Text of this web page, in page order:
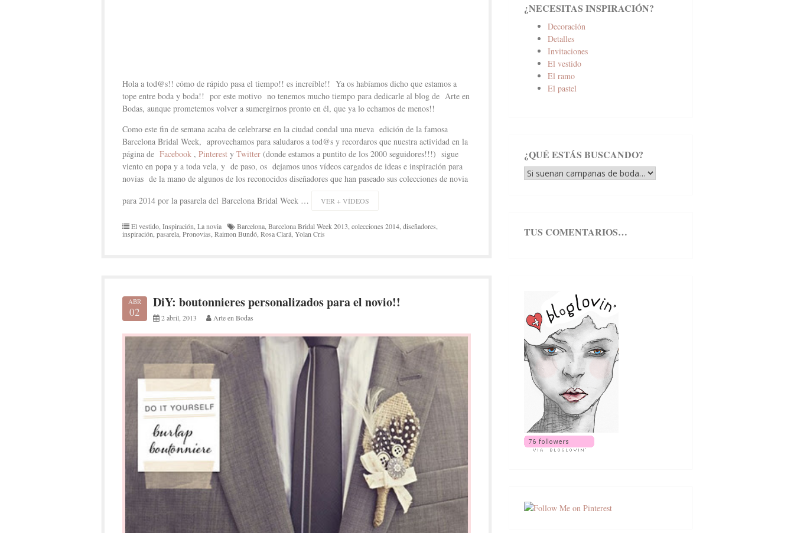
Hola a tod@s!! cómo de rápido pasa el tiempo!! es increíble!! Ya os habíamos dicho que estamos a
tope entre boda y boda!! por este motivo no tenemos mucho tiempo para dedicarle al blog de Arte en
Bodas, aunque prometemos volver a sumergirnos pronto en él, que ya lo echamos de menos!!
Como este fin de semana acaba de celebrarse en la ciudad condal una nueva edición de la famosa
Barcelona Bridal Week, aprovechamos para saludaros a tod@s y recordaros que nuestra actividad en la
página de Facebook , Pinterest y Twitter (donde estamos a puntito de los 2000 seguidores!!!) sigue
viento en popa y a toda vela, y de paso, os dejamos unos vídeos cargados de ideas e inspiración para
novias de la mano de algunos de los reconocidos diseñadores que han paseado sus colecciones de novia
para 2014 por la pasarela del Barcelona Bridal Week …
VER + VÍDEOS
El vestido Inspiración La novia Barcelona Barcelona Bridal Week 2013 colecciones 2014 diseñadores
inspiración pasarela Pronovias Raimon Bundó Rosa Clará Yolan Cris
ABR
02
DiY: boutonnieres personalizados para el novio!!
2 abril, 2013 Arte en Bodas
¿NECESITAS INSPIRACIÓN?
Decoración
Detalles
Invitaciones
El vestido
El ramo
El pastel
¿QUÉ ESTÁS BUSCANDO?
¿Qué
TUS COMENTARIOS…